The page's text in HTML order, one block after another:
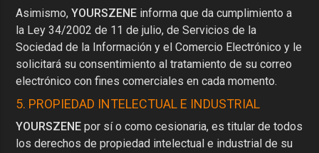
Asimismo,YOURSZENE informa que da cumplimiento a
la Ley 34/2002 de 11 de julio, de Servicios de la
Sociedad de la Información y el Comercio Electrónico y le
solicitará su consentimiento al tratamiento de su correo
electrónico con fines comerciales en cada momento.
5. PROPIEDAD INTELECTUAL E INDUSTRIAL
YOURSZENE por sí o como cesionaria, es titular de todos
los derechos de propiedad intelectual e industrial de su